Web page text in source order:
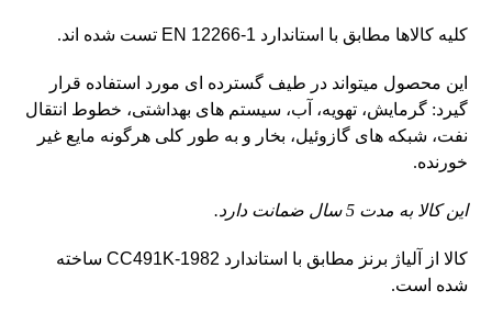
کلیه کالاها مطابق با استاندارد EN 12266-1 تست شده اند.
این محصول میتواند در طیف گسترده ای مورد استفاده قرار
گیرد: گرمایش، تهویه، آب، سیستم های بهداشتی، خطوط انتقال
نفت، شبکه های گازوئیل، بخار و به طور کلی هرگونه مایع غیر
خورنده.
این کالا به مدت 5 سال ضمانت دارد.
کالا از آلیاژ برنز مطابق با استاندارد 1982-CC491K
ساخته
شده است.